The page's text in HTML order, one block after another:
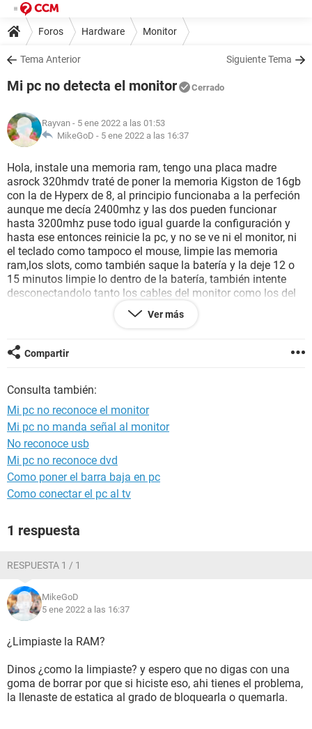
Foros Hardware Monitor
Tema Anterior Siguiente Tema
Mi pc no detecta el monitor Cerrado
Rayvan - 5 ene 2022 a las 01:53
MikeGoD - 5 ene 2022 a las 16:37
Hola, instale una memoria ram, tengo una placa madre
asrock 320hmdv traté de poner la memoria Kigston de 16gb
con la de Hyperx de 8, al principio funcionaba a la perfeción
aunque me decía 2400mhz y las dos pueden funcionar
hasta 3200mhz puse todo igual guarde la configuración y
hasta ese entonces reinicie la pc, y no se ve ni el monitor, ni
el teclado como tampoco el mouse, limpie las memoria
ram,los slots, como también saque la batería y la deje 12 o
15 minutos limpie lo dentro de la batería, también intente
desconectandolo tanto los cables del monitor como los del
cpu lo deje un tiempo,volví a intentar encenderlo y sigue sin
funcionar alguna solución?
Ver más
Compartir
Consulta también:
Mi pc no reconoce el monitor
Mi pc no manda señal al monitor
No reconoce usb
Mi pc no reconoce dvd
Como poner el barra baja en pc
Como conectar el pc al tv
1 respuesta
RESPUESTA 1 / 1
MikeGoD
5 ene 2022 a las 16:37
¿Limpiaste la RAM?
Dinos ¿como la limpiaste? y espero que no digas con una
goma de borrar por que si hiciste eso, ahi tienes el problema,
la llenaste de estatica al grado de bloquearla o quemarla.